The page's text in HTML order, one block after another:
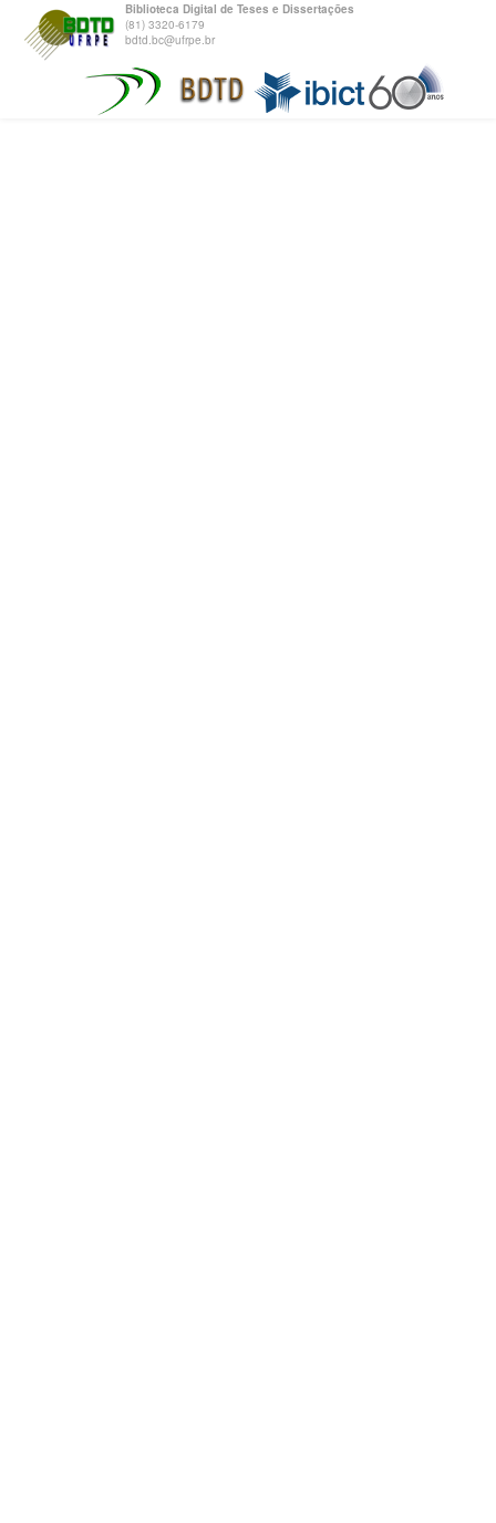
Biblioteca Digital de Teses e Dissertações
(81) 3320-6179
bdtd.bc@ufrpe.br